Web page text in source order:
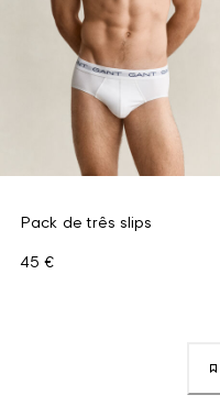
Pack de três slips
45 €